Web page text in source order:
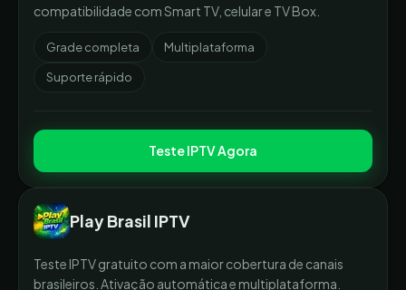
compatibilidade com Smart TV, celular e TV Box.
Grade completa Multiplataforma
Suporte rápido
Teste IPTV Agora
Play Brasil IPTV
Teste IPTV gratuito com a maior cobertura de canais
brasileiros. Ativação automática e multiplataforma.